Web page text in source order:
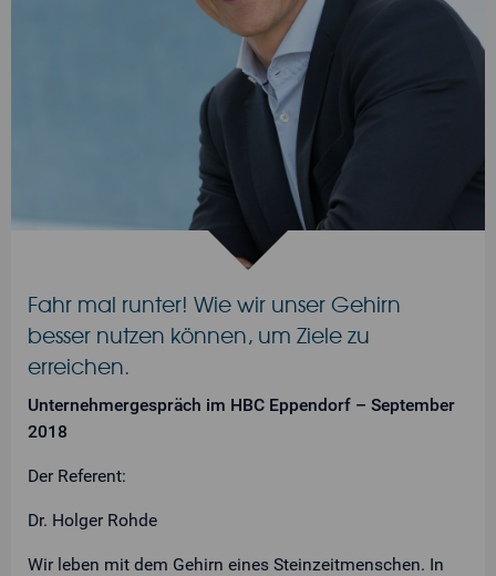
Fahr mal runter! Wie wir unser Gehirn
besser nutzen können, um Ziele zu
erreichen.
Unternehmergespräch im HBC Eppendorf – September
2018
Der Referent:
Dr. Holger Rohde
Wir leben mit dem Gehirn eines Steinzeitmenschen. In